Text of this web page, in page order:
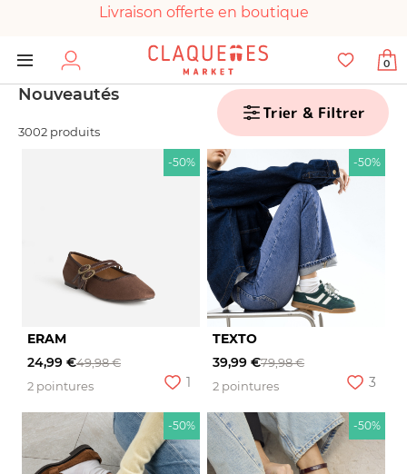
Livraison offerte en boutique
Paiement 100% sécurisé
Chaussures garanties en parfait état
0
Nouveautés
3002 produits
Trier & Filtrer
-50%
ERAM
24,99 €49,98 €
2 pointures
1
-50%
TEXTO
39,99 €79,98 €
2 pointures
3
-50% -50%